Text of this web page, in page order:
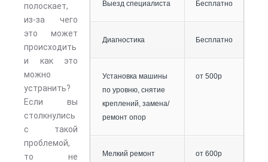
Выезд специалиста Бесплатно
Диагностика Бесплатно
Установка машины
по уровню, снятие
креплений, замена/
ремонт опор
от 500р
Мелкий ремонт
от 600р
полоскает,
из-за чего
это может
происходить
и как это
можно
устранить?
Если вы
столкнулись
с такой
проблемой,
то не